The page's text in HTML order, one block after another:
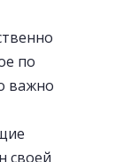
по
важно
своей